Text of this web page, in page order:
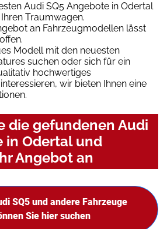
Audi SQ5 Angebote in Odertal
Traumwagen.
an Fahrzeugmodellen lässt
Modell mit den neuesten
suchen oder sich für ein
hochwertiges
wir bieten Ihnen eine
die gefundenen Audi
in Odertal und
Angebot an
SQ5 und andere Fahrzeuge
Sie hier suchen